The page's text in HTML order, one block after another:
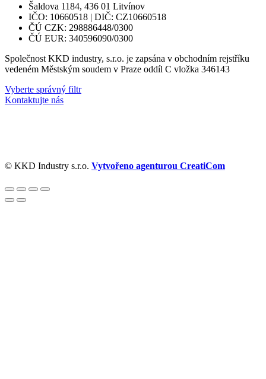
Šaldova 1184, 436 01 Litvínov
IČO: 10660518 | DIČ: CZ10660518
ČÚ CZK: 298886448/0300
ČÚ EUR: 340596090/0300
Společnost KKD industry, s.r.o. je zapsána v obchodním rejstříku
vedeném Městským soudem v Praze oddíl C vložka 346143
Vyberte správný filtr
Kontaktujte nás
© KKD Industry s.r.o. Vytvořeno agenturou CreatiCom